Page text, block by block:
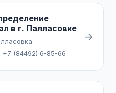
в г. Палласовке
+7 (84492) 6-85-66
→